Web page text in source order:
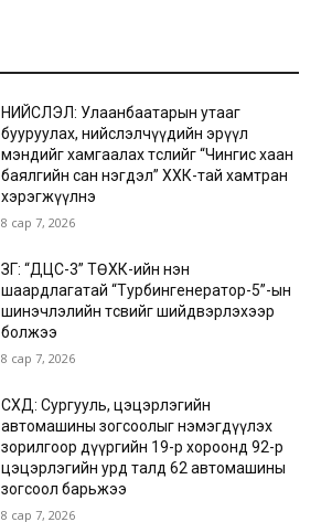
НИЙСЛЭЛ: Улаанбаатарын утааг
бууруулах, нийслэлчүүдийн эрүүл
мэндийг хамгаалах төслийг “Чингис хаан
баялгийн сан нэгдэл” ХХК-тай хамтран
хэрэгжүүлнэ
8 сар 7, 2026
ЗГ: “ДЦС-3” ТӨХК-ийн нэн
шаардлагатай “Турбингенератор-5”-ын
шинэчлэлийн төсвийг шийдвэрлэхээр
болжээ
8 сар 7, 2026
СХД: Сургууль, цэцэрлэгийн
автомашины зогсоолыг нэмэгдүүлэх
зорилгоор дүүргийн 19-р хороонд 92-р
цэцэрлэгийн урд талд 62 автомашины
зогсоол барьжээ
8 сар 7, 2026